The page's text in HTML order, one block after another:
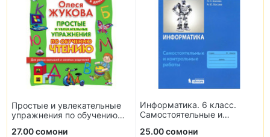
Простые и увлекательные
упражнения по обучению
27.00 сомони
Информатика. 6 класс.
Самостоятельные и
25.00 сомони